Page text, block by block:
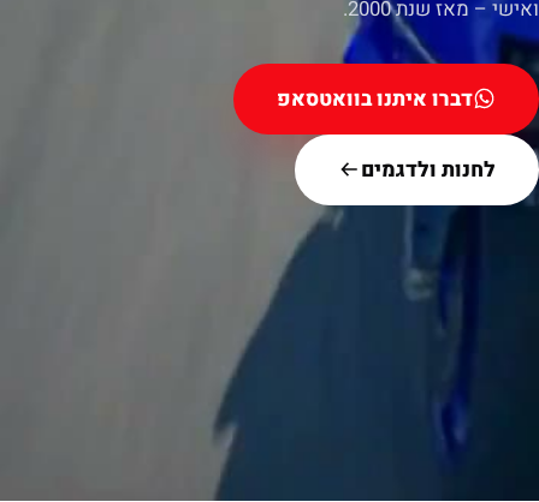
ואישי – מאז שנת 2000.
דברו איתנו בוואטסאפ
לחנות ולדגמים